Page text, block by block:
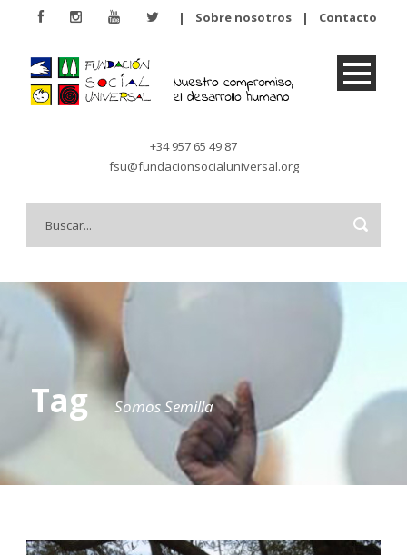
| Sobre nosotros | Contacto
+34 957 65 49 87
fsu@fundacionsocialuniversal.org
Tag Somos Semilla